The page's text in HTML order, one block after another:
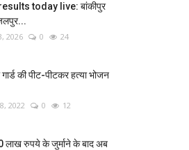
today live: बांकीपुर
2026 0 24
गार्ड की पीट-पीटकर हत्या भोजन
2022 0 12
रुपये के जुर्माने के बाद अब